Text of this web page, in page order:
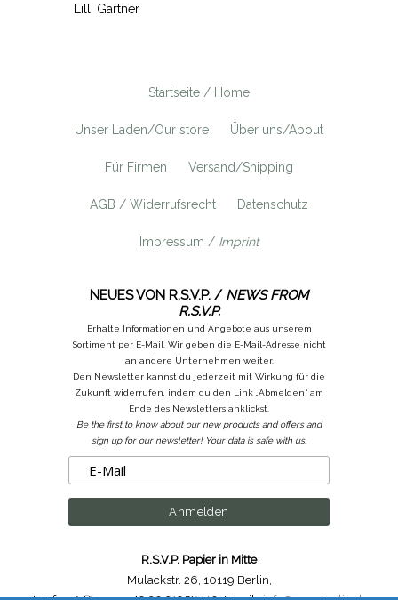
Lilli Gärtner
Startseite / Home
Unser Laden/Our store Über uns/About
Für Firmen Versand/Shipping
AGB / Widerrufsrecht Datenschutz
Impressum / Imprint
NEUES VON R.S.V.P. / NEWS FROM
R.S.V.P.
Erhalte Informationen und Angebote aus unserem
Sortiment per E-Mail. Wir geben die E-Mail-Adresse nicht
an andere Unternehmen weiter.
Den Newsletter kannst du jederzeit mit Wirkung für die
Zukunft widerrufen, indem du den Link „Abmelden“ am
Ende des Newsletters anklickst.
Be the first to know about our new products and offers and
sign up for our newsletter! Your data is safe with us.
R.S.V.P. Papier in Mitte
Mulackstr. 26 10119 Berlin